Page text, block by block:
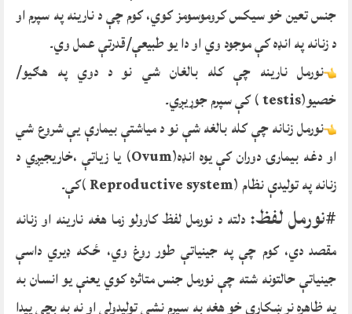
جنس تعین خو سیکس کروموسومز کوي، کوم چې د نارینه په سپرم او
د زنانه په انډه کې موجود وي او دا یو طبیعې/قدرتې عمل وي۔
نورمل نارینه چې کله بالغان شي نو د دوي په هګیو/
خصیو(testis ) کې سپرم جوړیږي۔
نورمل زنانه چې کله بالغه شې نو د میاشتې بیمارې یې شروع شي
او دغه بیمارۍ دوران کې یوه انډه(Ovum) یا زیاتې ،خاریجیږي د
زنانه په تولیدې نظام (Reproductive system )کې۔
#نورمللفظ: دلته د نورمل لفظ کارولو زما هغه نارینه او زنانه
مقصد دي، کوم چې په جینیاتې طور روغ وي، ځکه ډیري داسې
جینیاتې حالتونه شته چې نورمل جنس متاثره کوي یعنې یو انسان به
په ظاهره نر ښکاري خو هغه به سپرم نشې تولیدولی او نه به بچي پیدا